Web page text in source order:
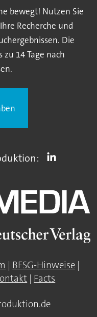
bewegt! Nutzen Sie
Recherche und
Die
zu 14 Tage nach
| BFSG-Hinweise |
| Facts